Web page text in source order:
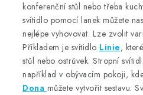
konferenční stůl nebo třeba
svítidlo pomocí lanek můžete
nejlépe vyhovovat. Lze zvolit
Příkladem je svítidlo Linie,
stůl nebo ostrůvek. Stropní
například v obývacím pokoji,
Dona můžete vytvořit sestavu.